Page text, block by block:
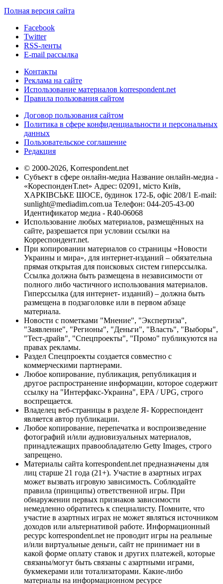
Полная версия сайта
Facebook
Twitter
RSS-ленты
E-mail рассылка
Контакты
Реклама на сайте
Использование материалов korrespondent.net
Правила пользования сайтом
Договор пользования сайтом
Политика в сфере конфиденциальности и персональных
данных
Пользовательское соглашение
Редакция
© 2000-2026, Korrespondent.net
Субъект в сфере онлайн-медиа Название онлайн-медиа -
«КореспонденТ.net» Адрес: 02091, місто Київ,
ХАРКІВСЬКЕ ШОСЕ, будинок 172-Б, офіс 208/1 E-mail:
sunlight@mediadim.com.ua Телефон: 044-205-43-00
Идентификатор медиа - R40-06068
Использование любых материалов, размещённых на
сайте, разрешается при условии ссылки на
Корреспондент.net.
При копировании материалов со страницы «Новости
Украины и мира», для интернет-изданий – обязательна
прямая открытая для поисковых систем гиперссылка.
Ссылка должна быть размещена в независимости от
полного либо частичного использования материалов.
Гиперссылка (для интернет- изданий) – должна быть
размещена в подзаголовке или в первом абзаце
материала.
Новости с пометками "Мнение", "Экспертиза",
"Заявление", "Регионы", "Деньги", "Власть", "Выборы",
"Тест-драйв", "Спецпроекты", "Промо" публикуются на
правах рекламы.
Раздел Спецпроекты создается совместно с
коммерческими партнерами.
Любое копирование, публикация, републикация и
другое распространение информации, которое содержит
ссылку на "Интерфакс-Украина", EPA / UPG, строго
воспрещается.
Владелец веб-страницы в разделе Я- Корреспондент
является автор публикации.
Любое копирование, перепечатка и воспроизведение
фотографий и/или аудиовизуальных материалов,
принадлежащих правообладателю Getty Images, строго
запрещено.
Материалы сайта korrespondent.net предназначены для
лиц старше 21 года (21+). Участие в азартных играх
может вызвать игровую зависимость. Соблюдайте
правила (принципы) ответственной игры. При
обнаружении первых признаков зависимости
немедленно обратитесь к специалисту. Помните, что
участие в азартных играх не может являться источником
доходов или альтернативой работе. Информационный
ресурс korrespondent.net не проводит игры на реальные
и/или виртуальные деньги, сайт не принимает ни в
какой форме оплату ставок и других платежей, которые
связаны/могут быть связаны с азартными играми,
букмекерами или тотализаторами. Какие-либо
материалы на информационном ресурсе